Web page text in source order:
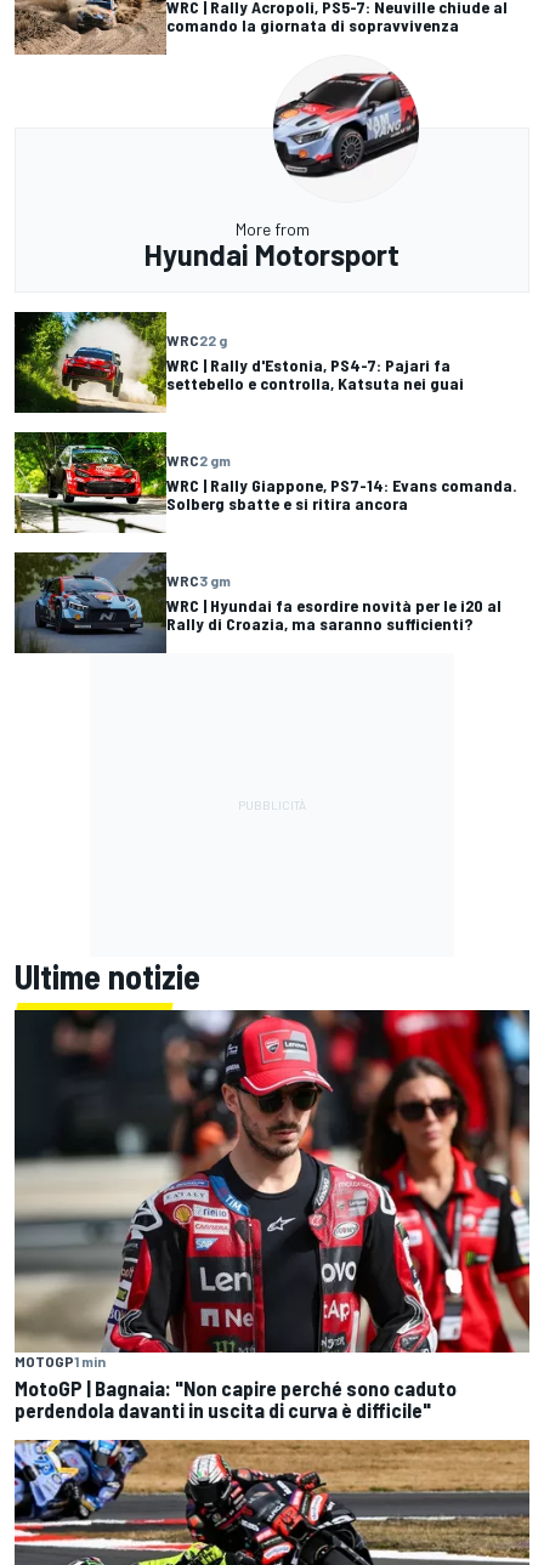
WRC | Rally Acropoli, PS5-7: Neuville chiude al
comando la giornata di sopravvivenza
More from
Hyundai Motorsport
WRC22 g
WRC | Rally d'Estonia, PS4-7: Pajari fa
settebello e controlla, Katsuta nei guai
WRC2 gm
WRC | Rally Giappone, PS7-14: Evans comanda.
Solberg sbatte e si ritira ancora
WRC3 gm
WRC | Hyundai fa esordire novità per le i20 al
Rally di Croazia, ma saranno sufficienti?
Ultime notizie
MOTOGP1 min
MotoGP | Bagnaia: "Non capire perché sono caduto
perdendola davanti in uscita di curva è difficile"